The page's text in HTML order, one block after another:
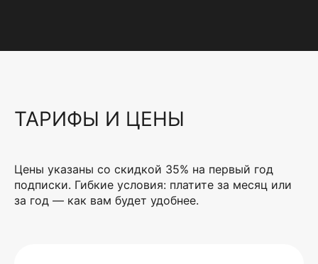
ТАРИФЫ И ЦЕНЫ
Цены указаны со скидкой 35% на первый год
подписки. Гибкие условия: платите за месяц или
за год — как вам будет удобнее.